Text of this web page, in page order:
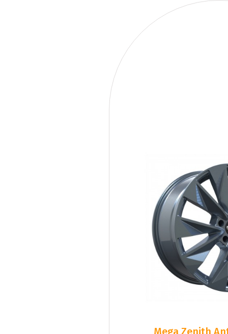
Mega Zenith